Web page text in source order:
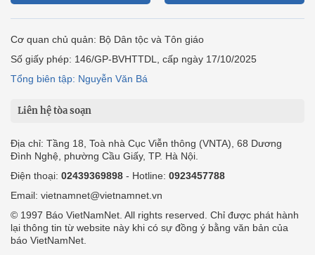
Cơ quan chủ quản: Bộ Dân tộc và Tôn giáo
Số giấy phép: 146/GP-BVHTTDL, cấp ngày 17/10/2025
Tổng biên tập: Nguyễn Văn Bá
Liên hệ tòa soạn
Địa chỉ: Tầng 18, Toà nhà Cục Viễn thông (VNTA), 68 Dương
Đình Nghệ, phường Cầu Giấy, TP. Hà Nội.
Điện thoại: 02439369898 - Hotline: 0923457788
Email: vietnamnet@vietnamnet.vn
© 1997 Báo VietNamNet. All rights reserved. Chỉ được phát hành
lại thông tin từ website này khi có sự đồng ý bằng văn bản của
báo VietNamNet.